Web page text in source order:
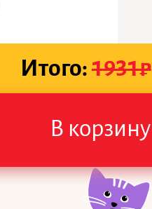
Итого:1931₽
В корзину